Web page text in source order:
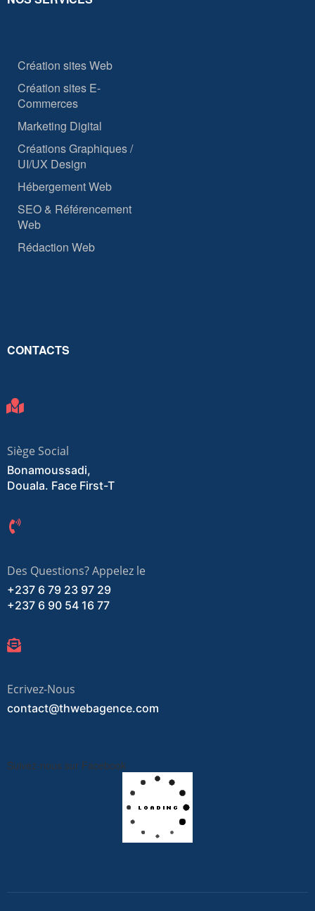
Création sites Web
Création sites E-
Commerces
Marketing Digital
Créations Graphiques /
UI/UX Design
Hébergement Web
SEO & Référencement
Web
Rédaction Web
CONTACTS
Siège Social
Bonamoussadi,
Douala. Face First-T
Des Questions? Appelez le
+237 6 79 23 97 29
+237 6 90 54 16 77
Ecrivez-Nous
contact@thwebagence.com
Suivez-nous sur Facebook